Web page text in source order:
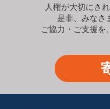
人権が大切にさ
是非、みなさ
ご協力・ご支援を